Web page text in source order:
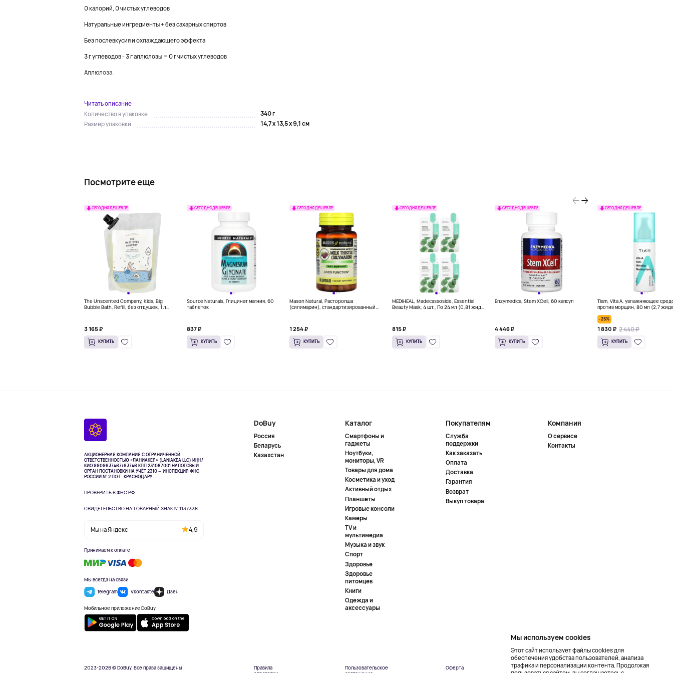
0 калорий, 0 чистых углеводов
Натуральные ингредиенты + без сахарных спиртов
Без послевкусия и охлаждающего эффекта
3 г углеводов - 3 г аллюлозы = 0 г чистых углеводов
Аллюлоза.
Читать описание
Количество в упаковке
340 г
Размер упаковки
14,7 x 13,5 x 9,1 см
Посмотрите еще
СЕГОДНЯ ДЕШЕВЛЕ
The Unscented Company, Kids, Big
Bubble Bath, Refill, без отдушек, 1 л
3 165 ₽
КУПИТЬ
СЕГОДНЯ ДЕШЕВЛЕ
Source Naturals, Глицинат магния, 60
таблеток
837 ₽
КУПИТЬ
СЕГОДНЯ ДЕШЕВЛЕ
Mason Natural, Расторопша
(силимарин), стандартизированный
1 254 ₽
КУПИТЬ
СЕГОДНЯ ДЕШЕВЛЕ
MEDIHEAL, Madecassoside, Essential
Beauty Mask, 4 шт., По 24 мл (0,81 жидк.
815 ₽
КУПИТЬ
СЕГОДНЯ ДЕШЕВЛЕ
Enzymedica, Stem XCell, 60 капсул
4 446 ₽
КУПИТЬ
СЕГОДНЯ ДЕШЕВЛЕ
Tiam, Vita A, увлажняющее
против морщин, 80 мл (2,7
-25%
1 830 ₽ 2 440 ₽
КУПИТЬ
АКЦИОНЕРНАЯ КОМПАНИЯ С ОГРАНИЧЕННОЙ
ОТВЕТСТВЕННОСТЬЮ «ЛАНИАКЕЯ» (LANIAKEA LLC) ИНН/
КИО 9909637467/63746 КПП 231087001 НАЛОГОВЫЙ
ОРГАН ПОСТАНОВКИ НА УЧЁТ 2310 — ИНСПЕКЦИЯ ФНС
РОССИИ № 2 ПО Г. КРАСНОДАРУ
ПРОВЕРИТЬ В ФНС РФ
СВИДЕТЕЛЬСТВО НА ТОВАРНЫЙ ЗНАК №1137338
Мы на Яндекс 4,9
Принимаем к оплате
Мы всегда на связи
Telegram
Vkontakte Дзен
Мобильное приложение DoBuy
DoBuy
Россия
Беларусь
Казахстан
Каталог
Смартфоны и
гаджеты
Ноутбуки,
мониторы, VR
Товары для дома
Косметика и уход
Активный отдых
Планшеты
Игровые консоли
Камеры
TV и
мультимедиа
Музыка и звук
Спорт
Здоровье
Здоровье
питомцев
Книги
Одежда и
аксессуары
Покупателям
Служба
поддержки
Как заказать
Оплата
Доставка
Гарантия
Возврат
Выкуп товара
Компания
О сервисе
Контакты
2023-2026 © DoBuy. Все права защищены
Правила
Пользовательское
Оферта
Создание сайта –
Мы используем cookies
Этот сайт использует файлы cookies для
обеспечения удобства пользователей, анализа
трафика и персонализации контента. Продолжая